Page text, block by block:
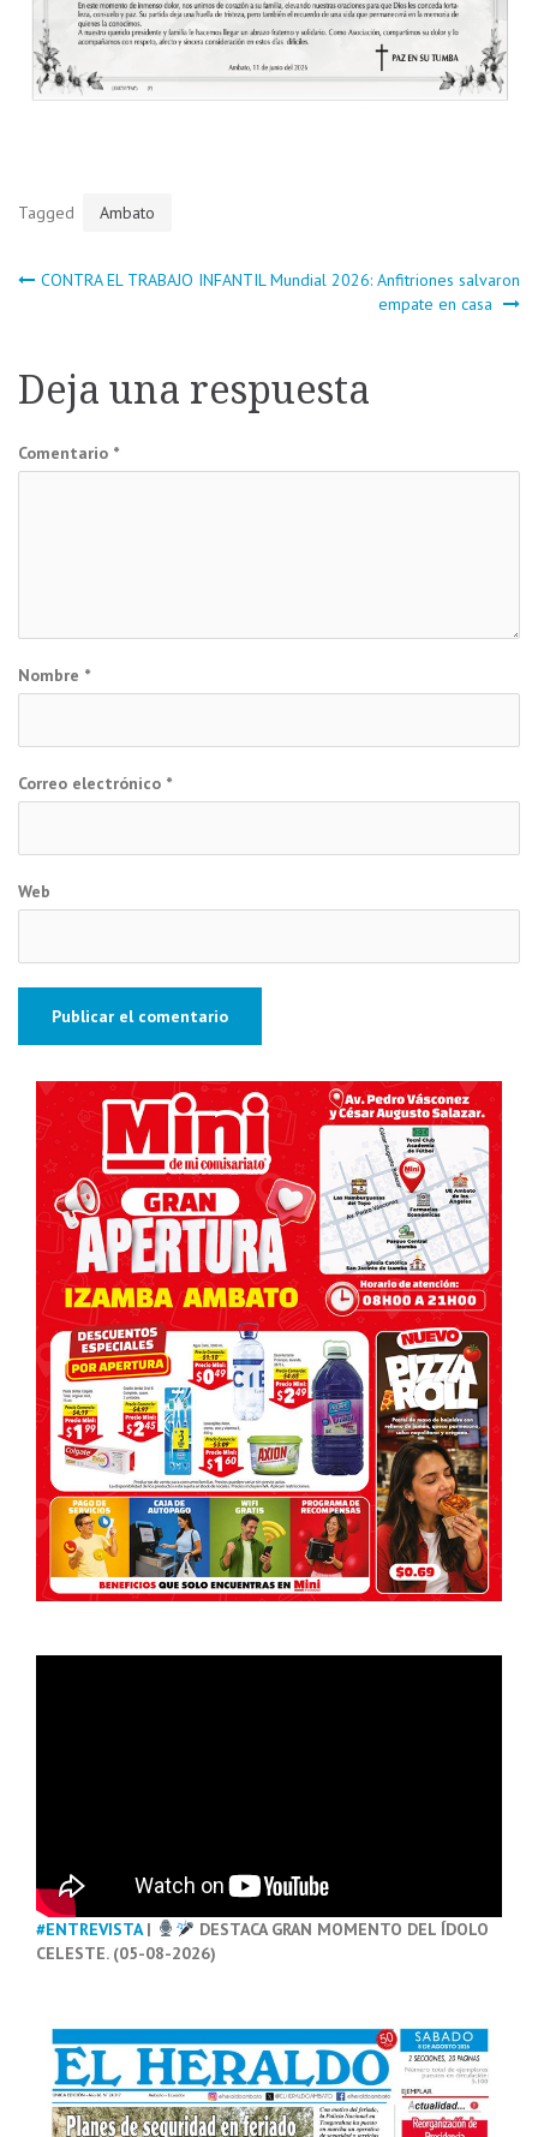
Tagged Ambato
Navegación
entradas
CONTRA EL TRABAJO INFANTILMundial 2026: Anfitriones salvaron
empate en casa
Deja una respuesta
Comentario *
Nombre *
Correo electrónico *
Web
#ENTREVISTA|
DESTACA GRAN MOMENTO DEL ÍDOLO
CELESTE. (05-08-2026)